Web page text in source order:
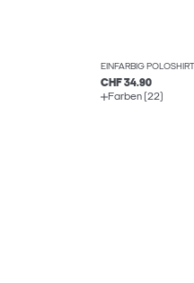
EINFARBIG POLOSHIRT
CHF 34.90
Farben (22)